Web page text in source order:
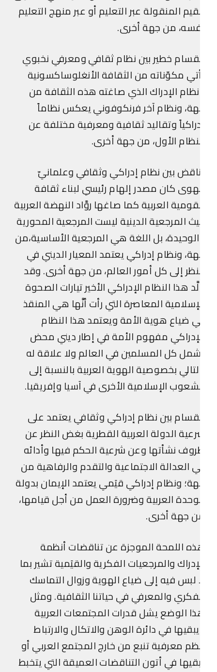
المنقولة عبر التعليم أو عبر منهج التعليم
من جهة أخرى.
خطير بين نظام ثقافي ومعرفي نخبوي
مكوّناته من الثقافة الأنغلوساكسونية
الإدراك الذي صاغته هذه الثقافة من
ونظام آخر فرنكوفوني يعكس نظاماً
وتقاليد ثقافية ومعرفية مختلفة عن
الأول، من جهة أخرى.
بين نظام إدراكي وثقافي وعلمانيّ
كان مصدر إلهام رئيسي لبناء ثقافة
العربية كما صاغها روَّاد النهضة العربية
المرجعية الدينية ليست المرجعية المحورية
بل اللغة هي المرجعية الأساسية،من
ونظام إدراكي يعتمد المعيار الديني في
إلى كل أمور العالم، من جهة أخرى. وقد
هذا النظام الإدراكي الأخير تيارات الصحوة
المعاصرة التي رأت أنَّها هي المنقذ
ضياع هوية الأمة ويعتمد هذا النظام
مفهوم الأمة في إطار ديني محض
كل المسلمين في العالم ولا علاقة له
بخصوصية الهوية العربية بالنسبة إلى
الإسلامية الأخرى في آسيا وإفريقيا.
بين نظام إدراكي وثقافي يعتمد على
الدولة العربية القطرية بغض النظر عن
نشأتها وعن شرعية الحكم فيها وأدائه
العدالة الاجتماعية والتقدم والرفاهية من
ونظام إدراكي قيَمي يعتمد الإيمان بدولة
العربية وضرورة العمل من أجل قيامها،
جهة أخرى.
اللمحة الموجزة عن تناقضات أنظمة
والمرجعيات الفكرية والقيَمية تشير بما
لبس فيه إلى ضياع الهوية وزوال التماسك
والمعرفي في حياتنا الثقافية. ومثل
الوضع يشل قدرات المجتمعات العربية
في دائرة الوهن والاتكال والارتباط
معرفية تنبع من خارج المجتمع العربي أو
في أتون التناقضات العميقة التي يتخبط